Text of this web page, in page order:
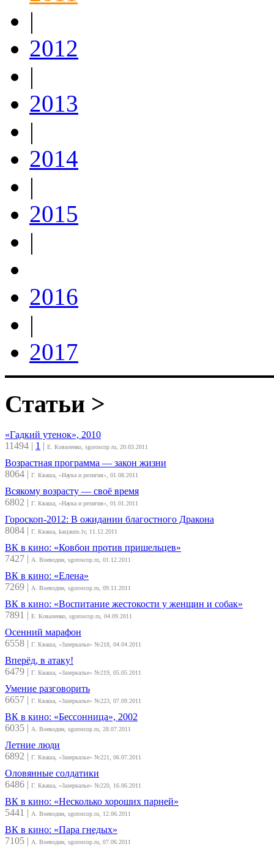
|
2012
|
2013
|
2014
|
2015
|
2016
|
2017
Статьи >
«Гадкий утенок», 2010
11494 | 1 | Е. Коваленко, sgoroscop.ru, 20.03.2011
Возрастная программа — закон жизни
8064 | Г. Кваша, «Наука и религия», 01.08.2011
Всякому возрасту — своё время
6802 | Г. Кваша, «Наука и религия», 01.01.2011
Гороскоп-2012: В ожидании благостного Дракона
8084 | Г. Кваша, kasjauns.lv, 11.12.2011
ВК в кино: «Ковбои против пришельцев»
7427 | А. Воеводин, sgoroscop.ru, 01.12.2011
ВК в кино: «Елена»
7269 | А. Воеводин, sgoroscop.ru, 09.11.2011
ВК в кино: «Воспитание жестокости у женщин и собак»
7891 | Е. Коваленко, sgoroscop.ru, 04.09.2011
Осенний марафон
6558 | Г. Кваша, «Зазеркалье» №218, 04.04.2011
Вперёд, в атаку!
6479 | Г. Кваша, «Зазеркалье» №219, 05.05.2011
Умение разговорить
6657 | Г. Кваша, «Зазеркалье» №223, 07.09.2011
ВК в кино: «Бессонница», 2002
6035 | А. Воеводин, sgoroscop.ru, 28.07.2011
Летние люди
6892 | Г. Кваша, «Зазеркалье» №221, 06.07.2011
Оловянные солдатики
6486 | Г. Кваша, «Зазеркалье» №220, 16.06.2011
ВК в кино: «Несколько хороших парней»
5441 | А. Воеводин, sgoroscop.ru, 12.06.2011
ВК в кино: «Пара гнедых»
7105 | А. Воеводин, sgoroscop.ru, 07.06.2011